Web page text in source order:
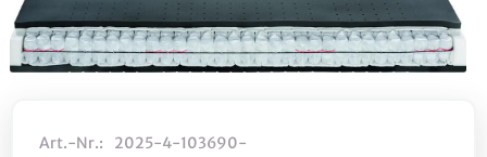
Art.-Nr.: 2025-4-103690-